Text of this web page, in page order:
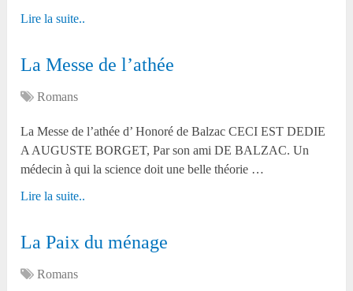
Lire la suite..
La Messe de l’athée
Romans
La Messe de l’athée d’ Honoré de Balzac CECI EST DEDIE
A AUGUSTE BORGET, Par son ami DE BALZAC. Un
médecin à qui la science doit une belle théorie …
Lire la suite..
La Paix du ménage
Romans